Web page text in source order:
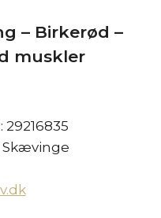
– Birkerød –
muskler
Skævinge